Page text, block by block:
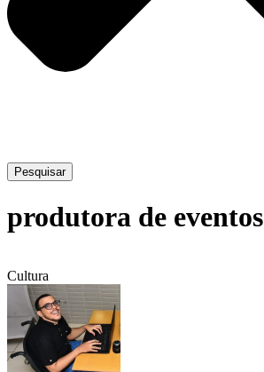
Pesquisar
produtora de eventos
Cultura